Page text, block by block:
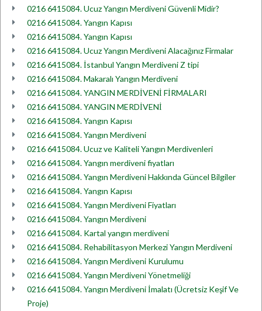
0216 6415084. Ucuz Yangın Merdiveni Güvenli Midir?
0216 6415084. Yangın Kapısı
0216 6415084. Yangın Kapısı
0216 6415084. Ucuz Yangın Merdiveni Alacağınız Firmalar
0216 6415084. İstanbul Yangın Merdiveni Z tipi
0216 6415084. Makaralı Yangın Merdiveni
0216 6415084. YANGIN MERDİVENİ FİRMALARI
0216 6415084. YANGIN MERDİVENİ
0216 6415084. Yangın Kapısı
0216 6415084. Yangın Merdiveni
0216 6415084. Ucuz ve Kaliteli Yangın Merdivenleri
0216 6415084. Yangın merdiveni fiyatları
0216 6415084. Yangın Merdiveni Hakkında Güncel Bilgiler
0216 6415084. Yangın Kapısı
0216 6415084. Yangın Merdiveni Fiyatları
0216 6415084. Yangın Merdiveni
0216 6415084. Kartal yangın merdiveni
0216 6415084. Rehabilitasyon Merkezi Yangın Merdiveni
0216 6415084. Yangın Merdiveni Kurulumu
0216 6415084. Yangın Merdiveni Yönetmeliği
0216 6415084. Yangın Merdiveni İmalatı (Ücretsiz Keşif Ve
Proje)